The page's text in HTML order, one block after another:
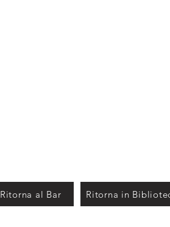
Ritorna al Bar Ritorna in